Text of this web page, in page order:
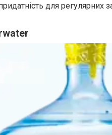
для регулярних